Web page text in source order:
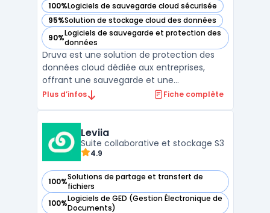
100%Logiciels de sauvegarde cloud sécurisée
— voir Druva dans cette catégorie
95%Solution de stockage cloud des données
— voir Druva dans cette catégorie
90%Logiciels de sauvegarde et protection des
données
— voir Druva dans cette catégorie
Druva est une solution de protection des
données cloud dédiée aux entreprises,
offrant une sauvegarde et une
récupération des données centralisées sur
données des organisations, quelle que soit
leur taille, en élimi ...
Plus d’infos Fiche complète
Leviia
Suite collaborative et stockage S3
4.9
100%Solutions de partage et transfert de
fichiers
— voir Leviia dans cette catégorie
100%Logiciels de GED (Gestion Électronique de
Documents)
— voir Leviia dans cette catégorie